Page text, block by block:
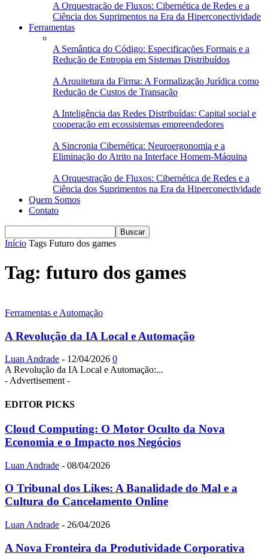
A Orquestração de Fluxos: Cibernética de Redes e a
Ciência dos Suprimentos na Era da Hiperconectividade
Ferramentas
A Semântica do Código: Especificações Formais e a
Redução de Entropia em Sistemas Distribuídos
A Arquitetura da Firma: A Formalização Jurídica como
Redução de Custos de Transação
A Inteligência das Redes Distribuídas: Capital social e
cooperação em ecossistemas empreendedores
A Sincronia Cibernética: Neuroergonomia e a
Eliminação do Atrito na Interface Homem-Máquina
A Orquestração de Fluxos: Cibernética de Redes e a
Ciência dos Suprimentos na Era da Hiperconectividade
Quem Somos
Contato
Início Tags Futuro dos games
Tag: futuro dos games
Ferramentas e Automação
A Revolução da IA Local e Automação
Luan Andrade - 12/04/2026 0
A Revolução da IA Local e Automação:...
- Advertisement -
EDITOR PICKS
Cloud Computing: O Motor Oculto da Nova
Economia e o Impacto nos Negócios
Luan Andrade - 08/04/2026
O Tribunal dos Likes: A Banalidade do Mal e a
Cultura do Cancelamento Online
Luan Andrade - 26/04/2026
A Nova Fronteira da Produtividade Corporativa